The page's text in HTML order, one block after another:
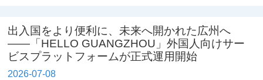
出入国をより便利に、未来へ開かれた広州へ
――「HELLO GUANGZHOU」外国人向けサー
ビスプラットフォームが正式運用開始
2026-07-08